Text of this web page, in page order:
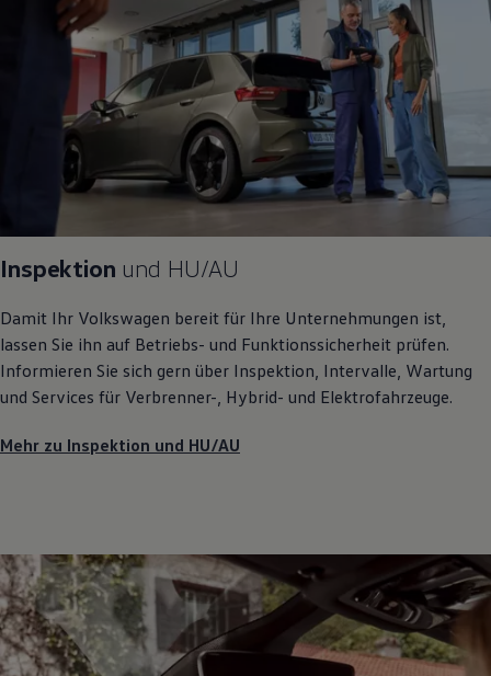
Inspektion und HU/AU
Damit Ihr Volkswagen bereit für Ihre Unternehmungen ist,
lassen Sie ihn auf Betriebs- und Funktionssicherheit prüfen.
Informieren Sie sich gern über Inspektion, Intervalle, Wartung
und Services für Verbrenner-, Hybrid- und Elektrofahrzeuge.
Mehr zu Inspektion und HU/AU